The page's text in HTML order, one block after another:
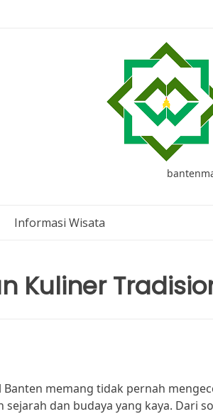
Informasi Wisata
Kuliner
memang tidak pernah
dan budaya yang kaya. Dari